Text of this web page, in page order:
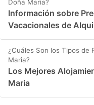
Doña Maria?
Información sobre
Vacacionales de
¿Cuáles Son los Tipos de
Maria?
Los Mejores
Maria